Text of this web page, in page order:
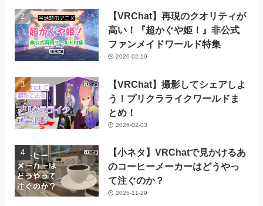
【VRChat】再現のクオリティが
高い！『超かぐや姫！』非公式
ファンメイドワールド特集
2026-02-19
【VRChat】撮影してシェアしよ
う！プリクラライクワールドま
とめ！
2026-02-03
【小ネタ】VRChatで見かけるあ
のコーヒーメーカーはどうやっ
て注ぐのか？
2025-11-29